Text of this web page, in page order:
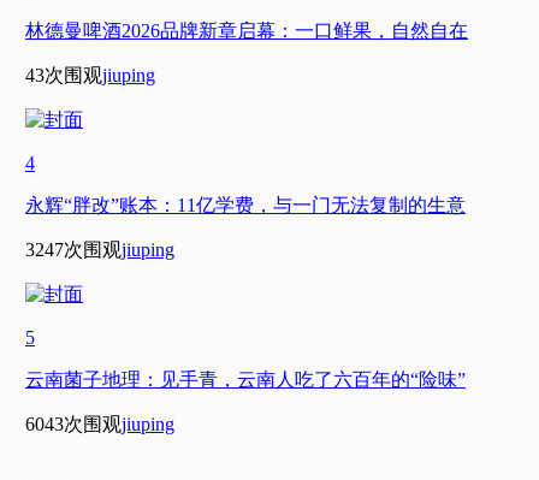
林德曼啤酒2026品牌新章启幕：一口鲜果，自然自在
43次围观jiuping
4
永辉“胖改”账本：11亿学费，与一门无法复制的生意
3247次围观jiuping
5
云南菌子地理：见手青，云南人吃了六百年的“险味”
6043次围观jiuping